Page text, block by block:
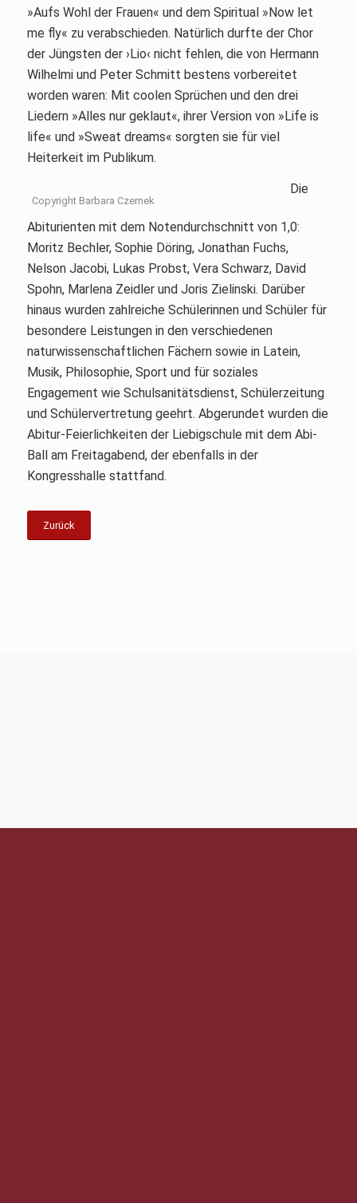
»Aufs Wohl der Frauen« und dem Spiritual »Now let
me fly« zu verabschieden. Natürlich durfte der Chor
der Jüngsten der ›Lio‹ nicht fehlen, die von Hermann
Wilhelmi und Peter Schmitt bestens vorbereitet
worden waren: Mit coolen Sprüchen und den drei
Liedern »Alles nur geklaut«, ihrer Version von »Life is
life« und »Sweat dreams« sorgten sie für viel
Heiterkeit im Publikum.
Copyright Barbara Czernek
Die
Abiturienten mit dem Notendurchschnitt von 1,0:
Moritz Bechler, Sophie Döring, Jonathan Fuchs,
Nelson Jacobi, Lukas Probst, Vera Schwarz, David
Spohn, Marlena Zeidler und Joris Zielinski. Darüber
hinaus wurden zahlreiche Schülerinnen und Schüler für
besondere Leistungen in den verschiedenen
naturwissenschaftlichen Fächern sowie in Latein,
Musik, Philosophie, Sport und für soziales
Engagement wie Schulsanitätsdienst, Schülerzeitung
und Schülervertretung geehrt. Abgerundet wurden die
Abitur-Feierlichkeiten der Liebigschule mit dem Abi-
Ball am Freitagabend, der ebenfalls in der
Kongresshalle stattfand.
Zurück